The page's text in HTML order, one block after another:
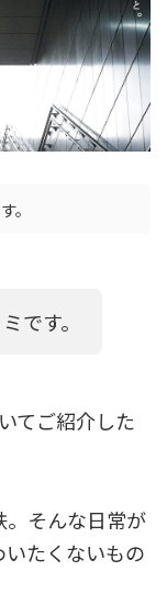
。
です。
てご紹介した
。そんな日常が
たくないもの